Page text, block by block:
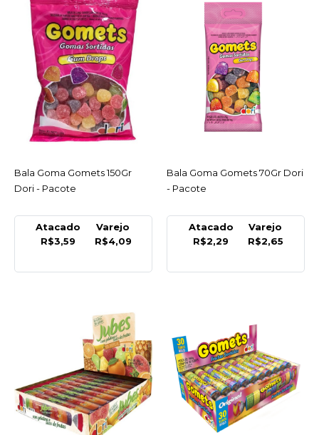
Bala Gelatina Boca 60Gr
Dori - Pacote
R$3,89
COMPRAR
COMPARAR
60Gr Dori - Pacote
R$3,89
Bala Gelatina Minhoca
Acida 60Gr Dori - Pacote
ACESSAR
Bala Goma Gomets 150Gr
Dori - Pacote
Atacado
R$3,59
Varejo
R$4,09
ACESSAR
Bala Goma Gomets 70Gr Dori
- Pacote
Atacado
R$2,29
Varejo
R$2,65